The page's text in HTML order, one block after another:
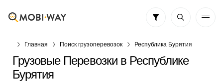
Главная Поиск грузоперевозок Республика Бурятия
Грузовые Перевозки в Республике
Бурятия